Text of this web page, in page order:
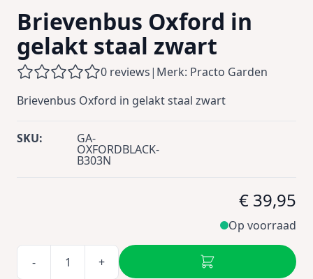
Brievenbus Oxford in
gelakt staal zwart
0 reviews| Merk: Practo Garden
Brievenbus Oxford in gelakt staal zwart
SKU: GA-
OXFORDBLACK-
B303N
€ 39,95
Op voorraad
- +